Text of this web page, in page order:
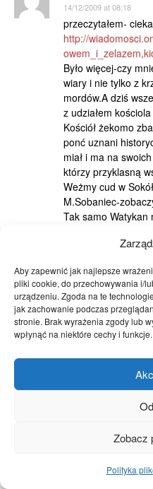
Aby zapewnić jak najlepsze
pliki cookie, do przechowywania i/
urządzeniu. Zgoda na te
jak zachowanie podczas
stronie. Brak wyrażenia zgody lub
wpłynąć na niektóre cechy i funkcje.
Zobacz
Polityka
14/12/2009 at 08:18
przeczytałem-
http://
Było więcej-czy
wiary i nie tylko z
mordów.A dziś
z udziałem
Kościół żekomo
ponć uznani
miał i ma na
którzy przyklasną
Weżmy cud w
M.Sobaniec-
Tak samo Watykan
Ołtarzem zawsze
Łukasz
14/12/2009 at 13:14
Witam
Jestem
zwołanie
czym jeszcze….
pobożnych ludzi.